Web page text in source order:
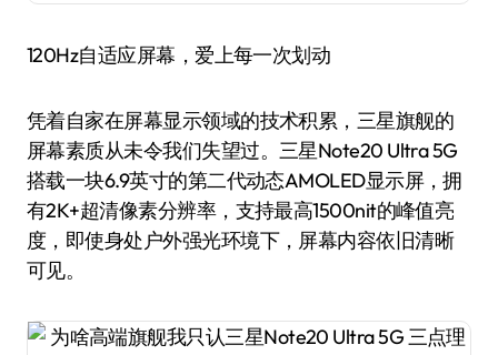
120Hz自适应屏幕，爱上每一次划动
凭着自家在屏幕显示领域的技术积累，三星旗舰的
屏幕素质从未令我们失望过。三星Note20 Ultra 5G
搭载一块6.9英寸的第二代动态AMOLED显示屏，拥
有2K+超清像素分辨率，支持最高1500nit的峰值亮
度，即使身处户外强光环境下，屏幕内容依旧清晰
可见。